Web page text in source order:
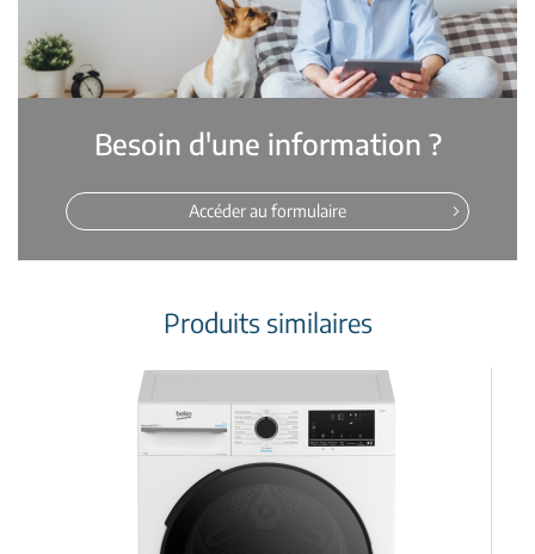
Besoin d'une information ?
Accéder au formulaire
Produits similaires